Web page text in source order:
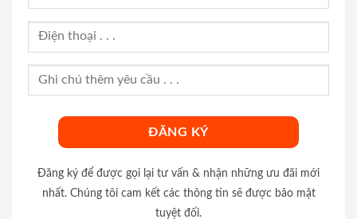
Đăng ký để được gọi lại tư vấn & nhận những ưu đãi mới
nhất. Chúng tôi cam kết các thông tin sẽ được bảo mật
tuyệt đối.